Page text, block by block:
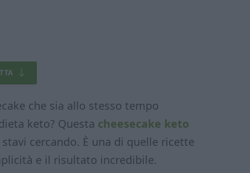
che sia allo stesso tempo
keto? Questa cheesecake keto
cercando. È una di quelle ricette
e il risultato incredibile.